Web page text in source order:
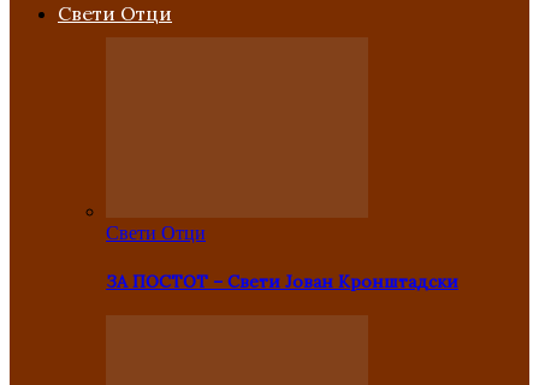
Свети Отци
Свети Отци
ЗА ПОСТОТ – Свети Јован Кронштадски